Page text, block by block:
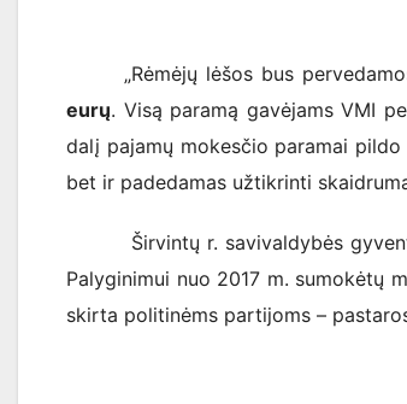
„Rėmėjų lėšos bus pervedamos
eurų. Visą paramą gavėjams VMI
dalį pajamų mokesčio paramai
bet ir padedamas užtikrinti
Širvintų r. savivaldybės
Palyginimui nuo 2017 m. sumokėtų
skirta politinėms partijoms –